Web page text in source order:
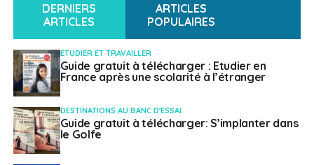
DERNIERS
ARTICLES
ARTICLES
POPULAIRES
ETUDIER ET TRAVAILLER
Guide gratuit à télécharger : Etudier en
France après une scolarité à l’étranger
DESTINATIONS AU BANC D'ESSAI
Guide gratuit à télécharger: S’implanter dans
le Golfe